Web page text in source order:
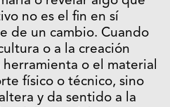
no es el fin en sí
de un cambio. Cuando
o a la creación
o el material
físico o técnico, sino
y da sentido a la